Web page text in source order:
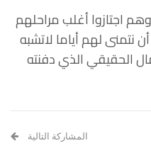
اجتازوا أغلب مراحلهم
نتمنى لهم أياما لاتشبه
الحقيقي الذي دفنته
المشاركة التالية